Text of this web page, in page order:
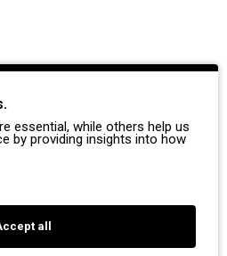
essential, while others help us
by providing insights into how
all